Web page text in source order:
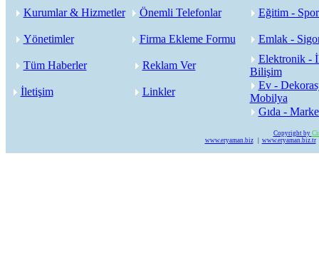
Kurumlar & Hizmetler Önemli Telefonlar Eğitim -
Yönetimler Firma Ekleme Formu Emlak -
Tüm Haberler Reklam Ver
Elektronik -
Bilişim
İletişim
Linkler
Ev -
Mobilya
Gıda -
Copyright by
www.eryaman.biz| www.eryaman.biz.tr